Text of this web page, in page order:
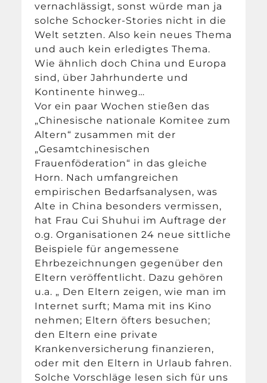
vernachlässigt, sonst würde man ja
solche Schocker-Stories nicht in die
Welt setzten. Also kein neues Thema
und auch kein erledigtes Thema.
Wie ähnlich doch China und Europa
sind, über Jahrhunderte und
Kontinente hinweg…
Vor ein paar Wochen stießen das
„Chinesische nationale Komitee zum
Altern“ zusammen mit der
„Gesamtchinesischen
Frauenföderation“ in das gleiche
Horn. Nach umfangreichen
empirischen Bedarfsanalysen, was
Alte in China besonders vermissen,
hat Frau Cui Shuhui im Auftrage der
o.g. Organisationen 24 neue sittliche
Beispiele für angemessene
Ehrbezeichnungen gegenüber den
Eltern veröffentlicht. Dazu gehören
u.a. „ Den Eltern zeigen, wie man im
Internet surft; Mama mit ins Kino
nehmen; Eltern öfters besuchen;
den Eltern eine private
Krankenversicherung finanzieren,
oder mit den Eltern in Urlaub fahren.
Solche Vorschläge lesen sich für uns